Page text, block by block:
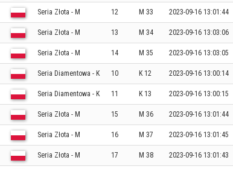
Seria Złota - M 12 M 33 2023-09-16 13:01:44
Seria Złota - M 13 M 34 2023-09-16 13:03:06
Seria Złota - M 14 M 35 2023-09-16 13:03:05
Seria Diamentowa - K 10 K 12 2023-09-16 13:00:14
Seria Diamentowa - K 11 K 13 2023-09-16 13:00:15
Seria Złota - M 15 M 36 2023-09-16 13:01:44
Seria Złota - M 16 M 37 2023-09-16 13:01:45
Seria Złota - M 17 M 38 2023-09-16 13:01:43